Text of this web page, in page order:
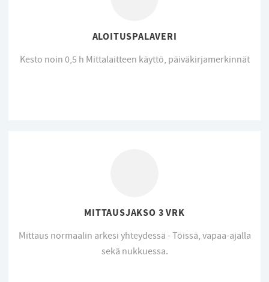
ALOITUSPALAVERI
Kesto noin 0,5 h Mittalaitteen käyttö, päiväkirjamerkinnät
MITTAUSJAKSO 3 VRK
Mittaus normaalin arkesi yhteydessä - Töissä, vapaa-ajalla
sekä nukkuessa.